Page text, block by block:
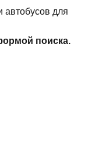
автобусов для
поиска.